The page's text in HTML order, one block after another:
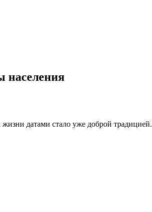
всех пассажиро...
выезд в день обращени...
населения
датами стало уже доброй традицией.